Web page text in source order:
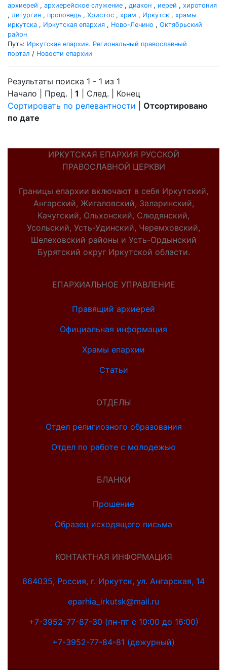
архиерей , архиерейское служение , диакон , иерей , хиротония
, литургия , проповедь , Христос , храм , Иркутск , храмы
иркутска , Иркутская епархия , Ново-Ленино , Октябрьский
район
Путь: Иркутская епархия. Региональный православный
портал / Новости епархии
Результаты поиска 1 - 1 из 1
Начало | Пред. | 1 | След. | Конец
Сортировать по релевантности
Отсортировано
по дате
ИРКУТСКАЯ ЕПАРХИЯ РУССКОЙ
ПРАВОСЛАВНОЙ ЦЕРКВИ
Границы епархии включают в себя Иркутский,
Ангарский, Жигаловский, Заларинский,
Качугский, Ольхонский, Слюдянский,
Усольский, Усть-Удинский, Черемховский,
Шелеховский районы и Усть-Ордынский
Бурятский округ Иркутской области.
ЕПАРХИАЛЬНОЕ УПРАВЛЕНИЕ
Правящий архиерей
Официальная информация
Храмы епархии
Статьи
ОТДЕЛЫ
Отдел религиозного образования
Отдел по работе с молодежью
БЛАНКИ
Прошение
Образец исходящего письма
КОНТАКТНАЯ ИНФОРМАЦИЯ
664035, Россия, г. Иркутск, ул. Ангарская, 14
eparhia_irkutsk@mail.ru
+7-3952-77-87-30 (пн-пт с 10:00 до 16:00)
+7-3952-77-84-81 (дежурный)